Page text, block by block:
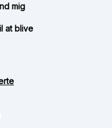
mig
at blive